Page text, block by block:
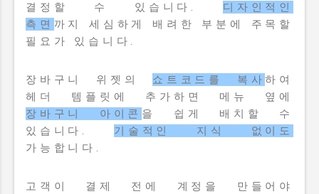
결정할 수 있습니다. 디자인적인
측면 까지 세심하게 배려한 부분에 주목할
필요가 있습니다.
장바구니 위젯의 쇼트코드를 복사하여
헤더 템플릿에 추가하면 메뉴 옆에
장바구니 아이콘 을 쉽게 배치할 수
있습니다. 기술적인 지식 없이도
가능합니다.
고객이 결제 전에 계정을 만들어야